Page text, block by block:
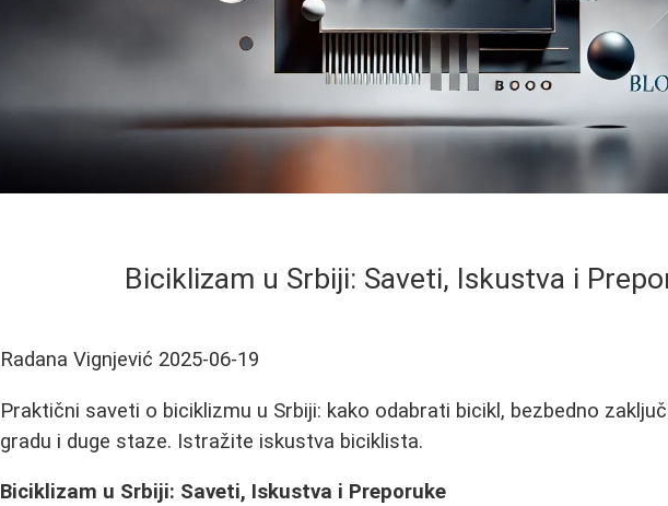
Biciklizam u Srbiji: Saveti, Iskustva i
Radana Vignjević 2025-06-19
Praktični saveti o biciklizmu u Srbiji: kako odabrati bicikl, bezbedno
gradu i duge staze. Istražite iskustva biciklista.
Biciklizam u Srbiji: Saveti, Iskustva i Preporuke